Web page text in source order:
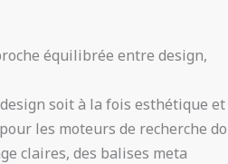
équilibrée entre design,
soit à la fois esthétique et
les moteurs de recherche
claires, des balises meta